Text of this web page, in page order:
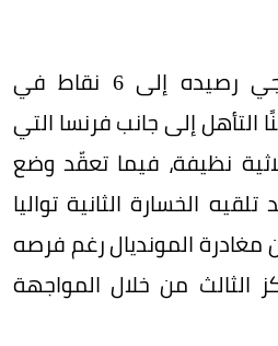
ورفع المنتخب النرويجي رصيده إلى 6 نقاط في
التأهل إلى جانب فرنسا التي
نظيفة، فيما تعقّد وضع
الخسارة الثانية تواليا
مغادرة المونديال رغم فرصه
الثالث من خلال المواجهة